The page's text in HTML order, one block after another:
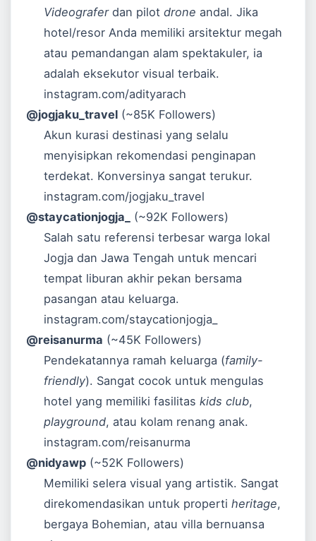
Videograferdan pilotdrone andal. Jika
hotel/resor Anda memiliki arsitektur megah
atau pemandangan alam spektakuler, ia
adalah eksekutor visual terbaik.
instagram.com/adityarach
@jogjaku_travel (~85K Followers)
Akun kurasi destinasi yang selalu
menyisipkan rekomendasi penginapan
terdekat. Konversinya sangat terukur.
instagram.com/jogjaku_travel
@staycationjogja_
(~92K Followers)
Salah satu referensi terbesar warga lokal
Jogja dan Jawa Tengah untuk mencari
tempat liburan akhir pekan bersama
pasangan atau keluarga.
instagram.com/staycationjogja_
@reisanurma (~45K Followers)
Pendekatannya ramah keluarga (family-
friendly). Sangat cocok untuk mengulas
hotel yang memiliki fasilitaskids club,
playground, atau kolam renang anak.
instagram.com/reisanurma
@nidyawp (~52K Followers)
Memiliki selera visual yang artistik. Sangat
direkomendasikan untuk propertiheritage,
bergaya Bohemian, atau villa bernuansa